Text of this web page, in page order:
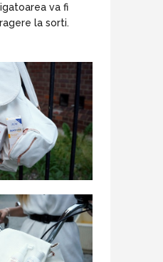
va fi
la sorti.